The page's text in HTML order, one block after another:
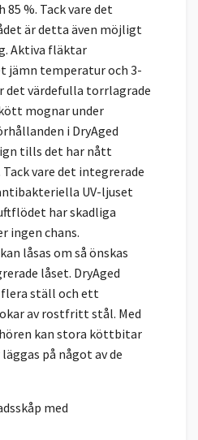
85 %. Tack vare det
är detta även möjligt
Aktiva fläktar
jämn temperatur och 3-
det värdefulla torrlagrade
mognar under
i DryAged
tills det har nått
vare det integrerade
UV-ljuset
har skadliga
ingen chans.
låsas om så önskas
låset. DryAged
flera ställ och ett
av rostfritt stål. Med
kan stora köttbitar
på något av de
med